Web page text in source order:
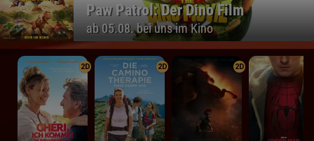
Paw Patrol: Der Dino Film
ab 05.08. bei uns im Kino
2D 2D 2D